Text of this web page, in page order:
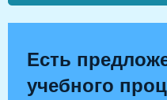
Есть
учебного